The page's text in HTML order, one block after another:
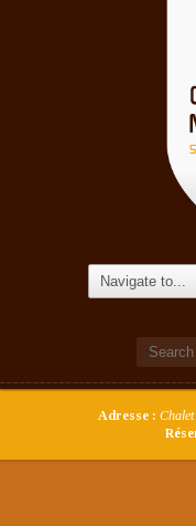
Adresse :